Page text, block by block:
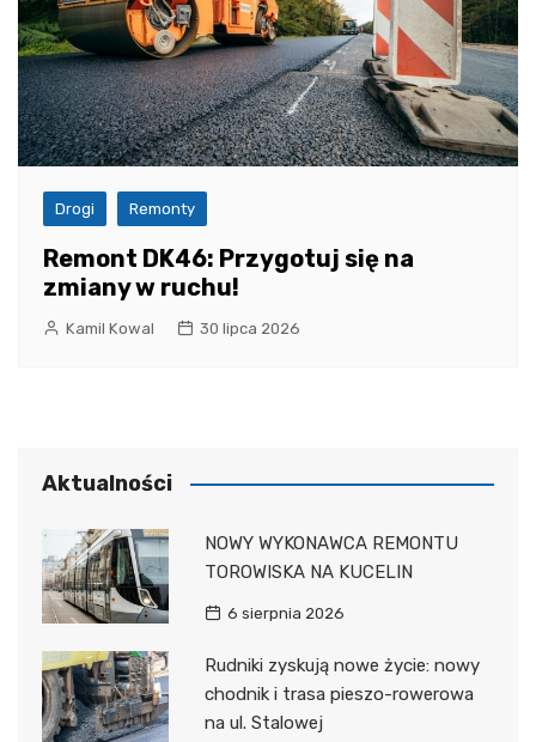
Drogi Remonty
Remont DK46: Przygotuj się na
zmiany w ruchu!
Kamil Kowal 30 lipca 2026
Aktualności
NOWY WYKONAWCA REMONTU
TOROWISKA NA KUCELIN
6 sierpnia 2026
Rudniki zyskują nowe życie: nowy
chodnik i trasa pieszo-rowerowa
na ul. Stalowej